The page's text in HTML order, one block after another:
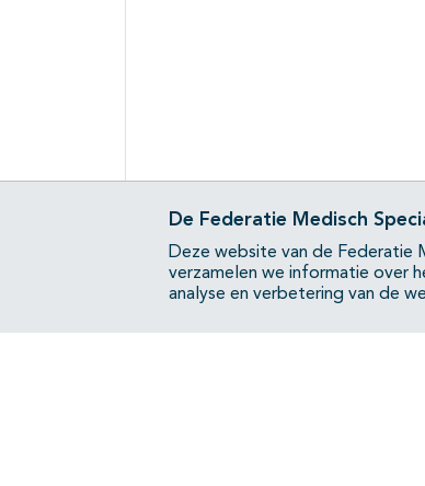
De Federatie Medisch
Deze website van de Federatie
verzamelen we informatie over
analyse en verbetering van de